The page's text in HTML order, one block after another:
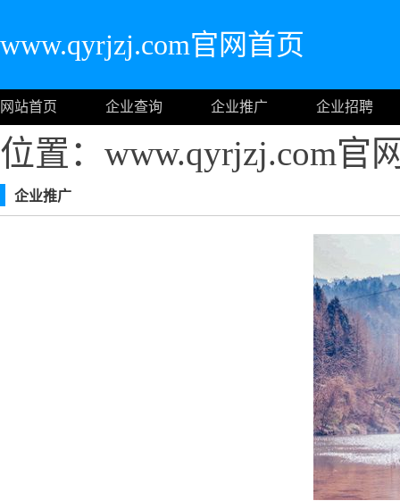
www.qyrjzj.com官网首页
网站首页 企业查询 企业推广 企业招聘
位置：www.qyrjzj.com官
企业推广